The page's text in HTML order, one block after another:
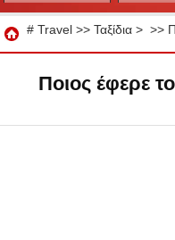
Ταξίδια
# Travel >> Ταξίδια > >>
Ποιος έφερε